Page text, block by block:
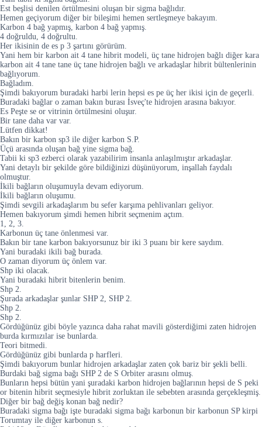
Est beşlisi denilen örtülmesini oluşan bir sigma bağlıdır.
Hemen geçiyorum diğer bir bileşimi hemen sertleşmeye bakayım.
Karbon 4 bağ yapmış, karbon 4 bağ yapmış.
4 doğruldu, 4 doğrultu.
Her ikisinin de es p 3 şartını görürüm.
Yani hem bir karbon ait 4 tane hibrit modeli, üç tane hidrojen bağlı diğer kara
karbon ait 4 tane tane üç tane hidrojen bağlı ve arkadaşlar hibrit bültenlerinin
bağlıyorum.
Bağladım.
Şimdi bakıyorum buradaki harbi lerin hepsi es pe üç her ikisi için de geçerli.
Buradaki bağlar o zaman bakın burası İsveç'te hidrojen arasına bakıyor.
Es Peşte se or vitrinin örtülmesini oluşur.
Bir tane daha var var.
Lütfen dikkat!
Bakın bir karbon sp3 ile diğer karbon S.P.
Üçü arasında oluşan bağ yine sigma bağ.
Tabii ki sp3 ezberci olarak yazabilirim insanla anlaşılmıştır arkadaşlar.
Yani detaylı bir şekilde göre bildiğinizi düşünüyorum, inşallah faydalı
olmuştur.
İkili bağların oluşumuyla devam ediyorum.
İkili bağların oluşumu.
Şimdi sevgili arkadaşlarım bu sefer karşıma pehlivanları geliyor.
Hemen bakıyorum şimdi hemen hibrit seçmenim açtım.
1, 2, 3.
Karbonun üç tane önlenmesi var.
Bakın bir tane karbon bakıyorsunuz bir iki 3 puanı bir kere saydım.
Yani buradaki ikili bağ burada.
O zaman diyorum üç önlem var.
Shp iki olacak.
Yani buradaki hibrit bitenlerin benim.
Shp 2.
Şurada arkadaşlar şunlar SHP 2, SHP 2.
Shp 2.
Shp 2.
Gördüğünüz gibi böyle yazınca daha rahat mavili gösterdiğimi zaten hidrojen
burda kırmızılar ise bunlarda.
Teori bitmedi.
Gördüğünüz gibi bunlarda p harfleri.
Şimdi bakıyorum bunlar hidrojen arkadaşlar zaten çok bariz bir şekli belli.
Burdaki bağ sigma bağı SHP 2 de S Orbiter arasını olmuş.
Bunların hepsi bütün yani şuradaki karbon hidrojen bağlarının hepsi de S peki
or bitenin hibrit seçmesiyle hibrit zorluktan ile sebebten arasında gerçekleşmiş.
Diğer bir bağ değiş konan bağ nedir?
Buradaki sigma bağı işte buradaki sigma bağı karbonun bir karbonun SP kirpi
Torumtay ile diğer karbonun s.